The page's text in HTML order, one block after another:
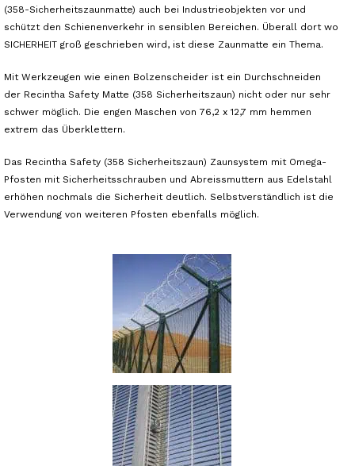
(358-Sicherheitszaunmatte) auch bei Industrieobjekten vor und
schützt den Schienenverkehr in sensiblen Bereichen. Überall dort wo
SICHERHEIT groß geschrieben wird, ist diese Zaunmatte ein Thema.
Mit Werkzeugen wie einen Bolzenscheider ist ein Durchschneiden
der Recintha Safety Matte (358 Sicherheitszaun) nicht oder nur sehr
schwer möglich. Die engen Maschen von 76,2 x 12,7 mm hemmen
extrem das Überklettern.
Das Recintha Safety (358 Sicherheitszaun) Zaunsystem mit Omega-
Pfosten mit Sicherheitsschrauben und Abreissmuttern aus Edelstahl
erhöhen nochmals die Sicherheit deutlich. Selbstverständlich ist die
Verwendung von weiteren Pfosten ebenfalls möglich.